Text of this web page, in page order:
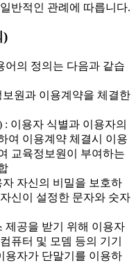
반적인 관례에 따릅니다.
)
어의 정의는 다음과 같습
원과 이용계약을 체결한
이용자 식별과 이용자의
여 이용계약 체결시 이용
교육정보원이 부여하는
자신의 비밀을 보호하
신이 설정한 문자와 숫자
공을 받기 위해 이용자
퓨터 및 모뎀 등의 기기
자가 단말기를 이용하